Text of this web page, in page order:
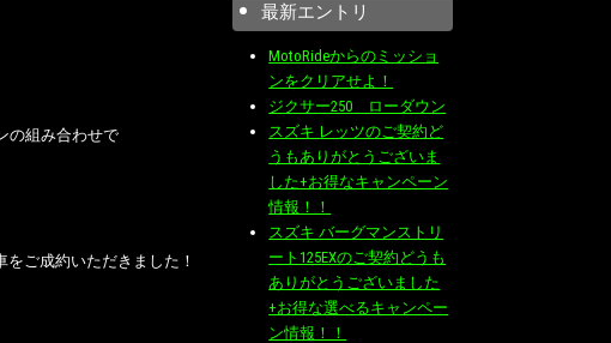
の組み合わせで
をご成約いただきました！
最新エントリ
MotoRideからのミッショ
ンをクリアせよ！
ジクサー250 ローダウン
スズキ レッツのご契約ど
うもありがとうございま
した+お得なキャンペーン
情報！！
スズキ バーグマンストリ
ート125EXのご契約どうも
ありがとうございました
+お得な選べるキャンペー
ン情報！！